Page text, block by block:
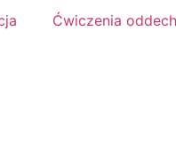
Ćwiczenia